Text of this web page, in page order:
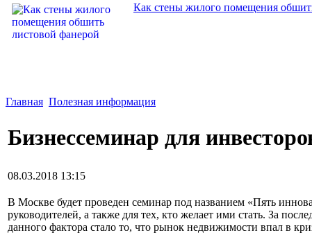
Как стены жилого помещения
Главная Полезная информация
Бизнессеминар для
08.03.2018 13:15
В Москве будет проведен семинар под названием «Пять
руководителей, а также для тех, кто желает ими стать. За
данного фактора стало то, что рынок недвижимости впал в